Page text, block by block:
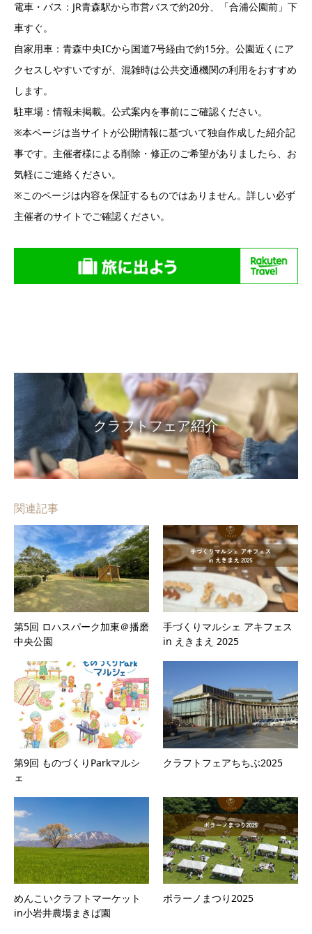
電車・バス：JR青森駅から市営バスで約20分、「合浦公園前」下
車すぐ。
自家用車：青森中央ICから国道7号経由で約15分。公園近くにア
クセスしやすいですが、混雑時は公共交通機関の利用をおすすめ
します。
駐車場：情報未掲載。公式案内を事前にご確認ください。
※本ページは当サイトが公開情報に基づいて独自作成した紹介記
事です。主催者様による削除・修正のご希望がありましたら、お
気軽にご連絡ください。
※このページは内容を保証するものではありません。詳しい必ず
主催者のサイトでご確認ください。
クラフトフェア紹介
関連記事
第5回 ロハスパーク加東＠播磨
中央公園
手づくりマルシェ アキフェス
in えきまえ 2025
第9回 ものづくりParkマルシ
ェ
クラフトフェアちちぶ2025
めんこいクラフトマーケット
in小岩井農場まきば園
ポラーノまつり2025